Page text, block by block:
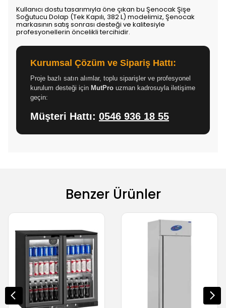
Kullanıcı dostu tasarımıyla öne çıkan bu Şenocak Şişe
Soğutucu Dolap (Tek Kapılı, 382 L) modelimiz, Şenocak
markasının satış sonrası desteği ve kalitesiyle
profesyonellerin öncelikli tercihidir.
Kurumsal Çözüm ve Sipariş Hattı:
Proje bazlı satın alımlar, toplu siparişler ve profesyonel
kurulum desteği için MutPro uzman kadrosuyla iletişime
geçin:
Müşteri Hattı: 0546 936 18 55
Benzer Ürünler